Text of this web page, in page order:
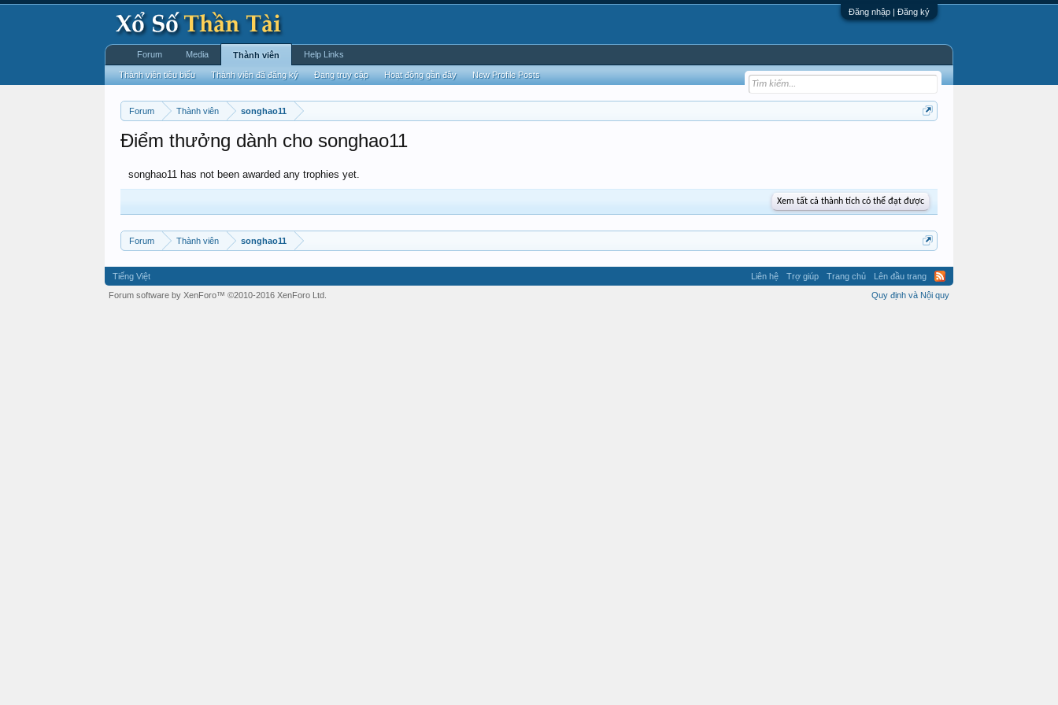
Đăng nhập | Đăng ký
Forum Thành viên songhao11
Điểm thưởng dành cho songhao11
songhao11 has not been awarded any trophies yet.
Xem tất cả thành tích có thể đạt được
Forum Thành viên songhao11
Forum Media Thành viên
Thành viên tiêu biểu Thành viên đã đăng ký Đang truy cập Hoạt động gần đây New Profile Posts
Help Links
Tiếng Việt Liên hệ Trợ giúp Trang chủ
Lên đầu trang
Quy định và Nội quy
Forum software by XenForo™ ©2010-2016 XenForo Ltd.